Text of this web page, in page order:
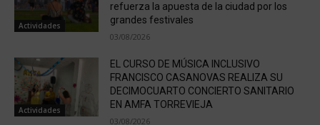
Actividades
refuerza la apuesta de la ciudad por los
grandes festivales
03/08/2026
Actividades
EL CURSO DE MÚSICA INCLUSIVO
FRANCISCO CASANOVAS REALIZA SU
DECIMOCUARTO CONCIERTO SANITARIO
EN AMFA TORREVIEJA
03/08/2026